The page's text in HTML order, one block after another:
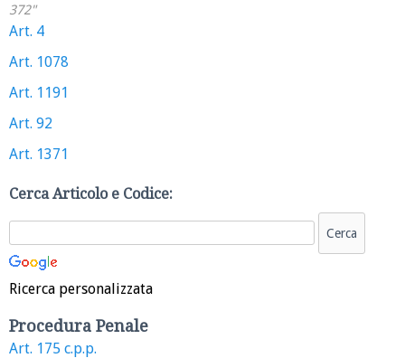
372"
Art. 4
Art. 1078
Art. 1191
Art. 92
Art. 1371
Cerca Articolo e Codice:
Ricerca personalizzata
Procedura Penale
Art. 175 c.p.p.